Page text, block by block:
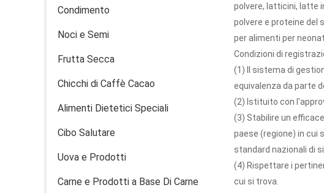
Condimento
Noci e Semi
Frutta Secca
Chicchi di Caffè Cacao
Alimenti Dietetici Speciali
Cibo Salutare
Uova e Prodotti
Carne e Prodotti a Base Di Carne
polvere, latticini, latte
polvere e proteine del
per alimenti per
Condizioni di
(1) Il sistema di
equivalenza da parte
(2) Istituito con
(3) Stabilire un
paese (regione) in cui
standard nazionali di
(4) Rispettare i
cui si trova.